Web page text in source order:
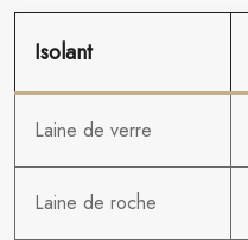
Isolant
Laine de verre
Laine de roche